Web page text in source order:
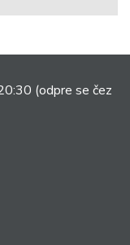
(odpre se čez